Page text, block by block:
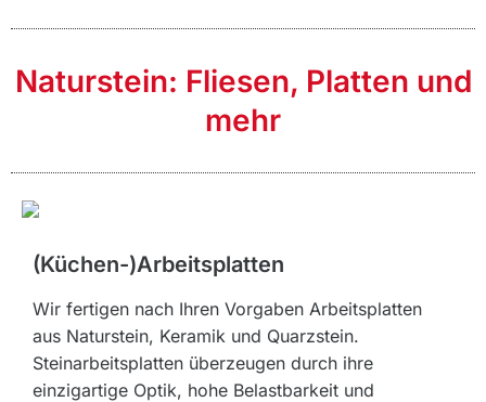
Naturstein: Fliesen, Platten und
mehr
(Küchen-)Arbeitsplatten
Wir fertigen nach Ihren Vorgaben Arbeitsplatten
aus Naturstein, Keramik und Quarzstein.
Steinarbeitsplatten überzeugen durch ihre
einzigartige Optik, hohe Belastbarkeit und